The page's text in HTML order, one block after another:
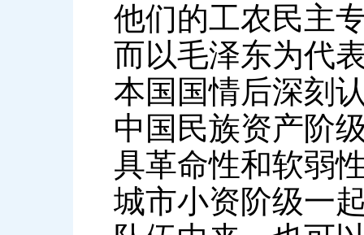
他们的工农民主
而以毛泽东为代
本国国情后深刻
中国民族资产阶
具革命性和软弱
城市小资阶级一